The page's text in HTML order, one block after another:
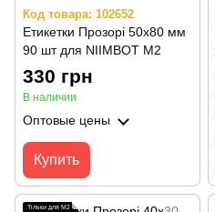
Код товара: 102652
Етикетки Прозорі 50х80 мм
90 шт для NIIMBOT M2
330 грн
В наличии
Оптовые цены
Купить
Тільки для M2